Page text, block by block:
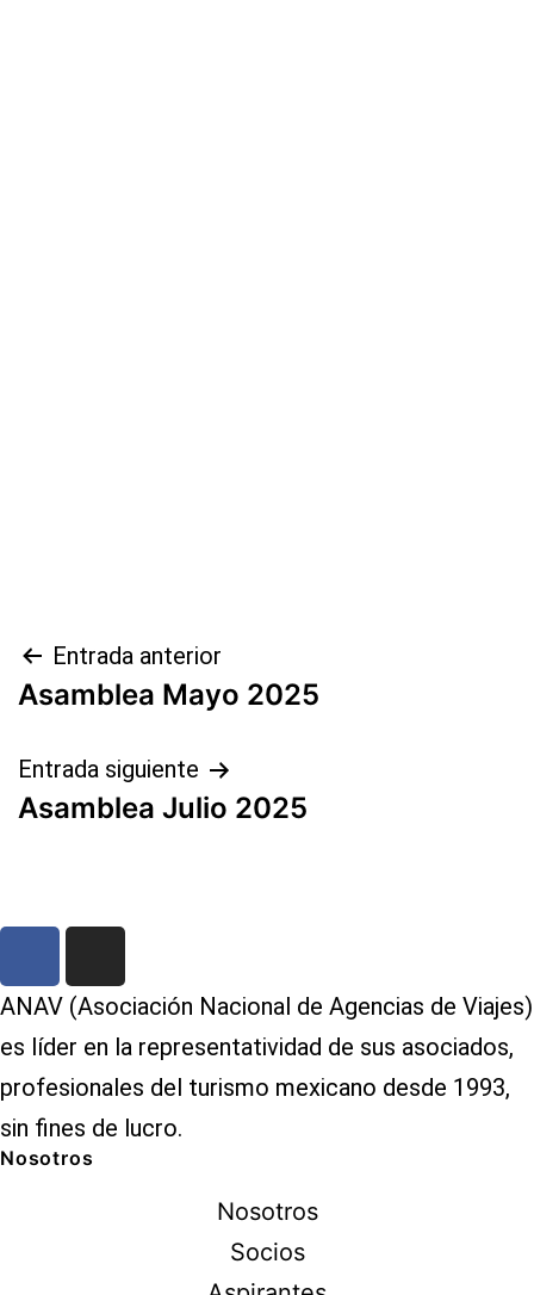
Entrada anterior
Asamblea Mayo 2025
Entrada siguiente
Asamblea Julio 2025
ANAV (Asociación Nacional de Agencias de Viajes)
es líder en la representatividad de sus asociados,
profesionales del turismo mexicano desde 1993,
sin fines de lucro.
Nosotros
Nosotros
Socios